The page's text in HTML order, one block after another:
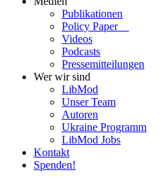
Publi­ka­tio­nen
Policy Paper
Videos
Pod­casts
Pres­se­mit­tei­lun­gen
Wer wir sind
LibMod
Unser Team
Autoren
Ukraine Pro­gramm
LibMod Jobs
Kontakt
Spenden!